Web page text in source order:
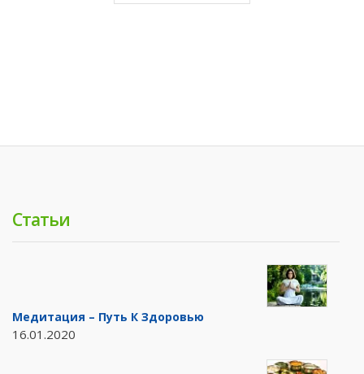
Статьи
Медитация – Путь К Здоровью
16.01.2020